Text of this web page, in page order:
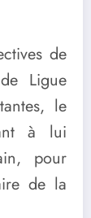
de
Ligue
le
à lui
pour
de la